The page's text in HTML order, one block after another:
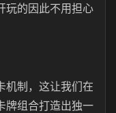
玩的因此不用担心
机制，这让我们在
牌组合打造出独一